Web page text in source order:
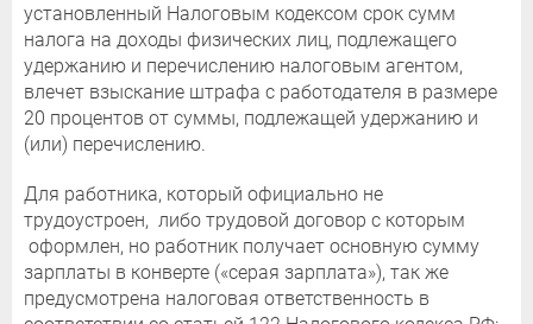
установленный Налоговым кодексом срок сумм
налога на доходы физических лиц, подлежащего
удержанию и перечислению налоговым агентом,
влечет взыскание штрафа с работодателя в размере
20 процентов от суммы, подлежащей удержанию и
(или) перечислению.
Для работника, который официально не
трудоустроен, либо трудовой договор с которым
оформлен, но работник получает основную сумму
зарплаты в конверте («серая зарплата»), так же
предусмотрена налоговая ответственность в